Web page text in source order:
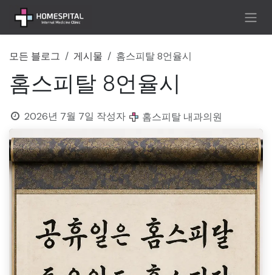
콘텐츠로 건너뛰기
모든 블로그 게시물 홈스피탈 8언율시
홈스피탈 8언율시
2026년 7월 7일 작성자 홈스피탈 내과의원